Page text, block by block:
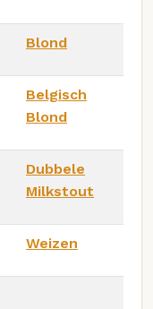
Blond
Belgisch
Blond
Dubbele
Milkstout
Weizen